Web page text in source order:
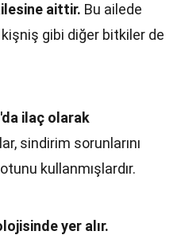
aittir. Bu ailede
gibi diğer bitkiler de
ilaç olarak
sindirim sorunlarını
kullanmışlardır.
yer alır.